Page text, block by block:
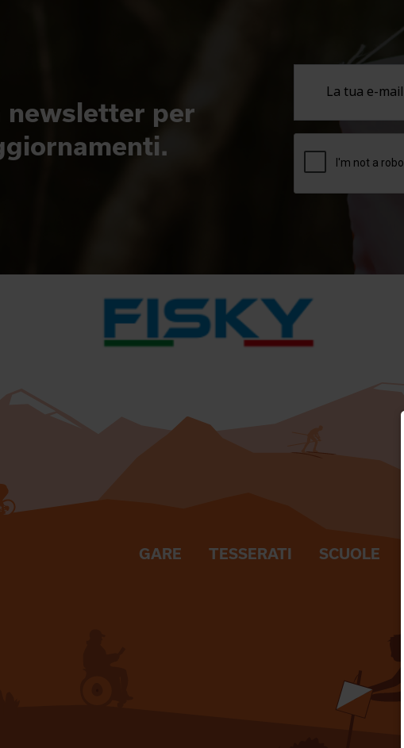
newsletter per
GARE TESSERATI SCUOLE